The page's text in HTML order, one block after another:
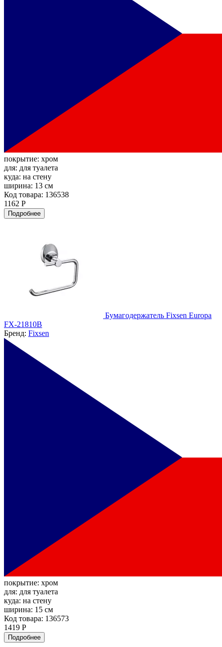
покрытие: хром
для: для туалета
куда: на стену
ширина: 13 см
Код товара: 136538
1162 Р
Подробнее
Бумагодержатель Fixsen Europa
FX-21810B
Бренд: Fixsen
покрытие: хром
для: для туалета
куда: на стену
ширина: 15 см
Код товара: 136573
1419 Р
Подробнее